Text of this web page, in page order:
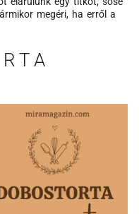
megéri, ha erről a